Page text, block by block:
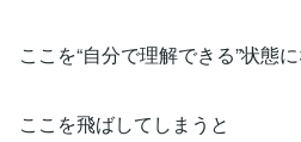
ここを“自分で理解できる”状態
ここを飛ばしてしまうと